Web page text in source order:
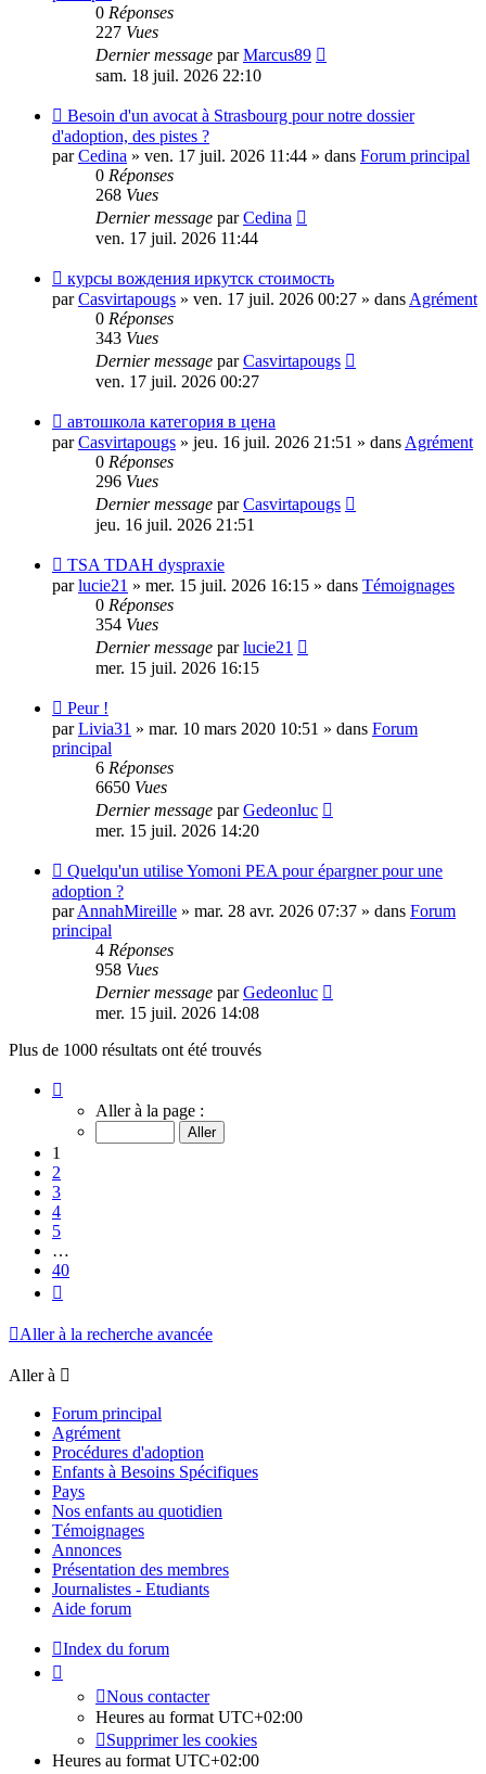
0 Réponses
227 Vues
Dernier message parMarcus89
sam. 18 juil. 2026 22:10
Nouveau
message
Besoin d'un avocat à Strasbourg pour notre dossier
d'adoption, des pistes ?
parCedina » ven. 17 juil. 2026 11:44 » dans Forum principal
0 Réponses
268 Vues
Dernier message parCedina
ven. 17 juil. 2026 11:44
Nouveau
message
курсы вождения иркутск стоимость
parCasvirtapougs » ven. 17 juil. 2026 00:27 » dans Agrément
0 Réponses
343 Vues
Dernier message parCasvirtapougs
ven. 17 juil. 2026 00:27
Nouveau
message
автошкола категория в цена
parCasvirtapougs » jeu. 16 juil. 2026 21:51 » dans Agrément
0 Réponses
296 Vues
Dernier message parCasvirtapougs
jeu. 16 juil. 2026 21:51
Nouveau
message
TSA TDAH dyspraxie
parlucie21 » mer. 15 juil. 2026 16:15 » dans Témoignages
0 Réponses
354 Vues
Dernier message parlucie21
mer. 15 juil. 2026 16:15
Nouveau
message
Peur !
parLivia31 » mar. 10 mars 2020 10:51 » dans Forum
principal
6 Réponses
6650 Vues
Dernier message parGedeonluc
mer. 15 juil. 2026 14:20
Nouveau
message
Quelqu'un utilise Yomoni PEA pour épargner pour une
adoption ?
parAnnahMireille » mar. 28 avr. 2026 07:37 » dans Forum
principal
4 Réponses
958 Vues
Dernier message parGedeonluc
mer. 15 juil. 2026 14:08
Plus de 1000 résultats ont été trouvés
sur
Aller à la page :
1
2
3
4
5
…
40
Aller à la recherche avancée
Aller à
Forum principal
Agrément
Procédures d'adoption
Enfants à Besoins Spécifiques
Pays
Nos enfants au quotidien
Témoignages
Annonces
Présentation des membres
Journalistes - Etudiants
Aide forum
Index du forum
Nous contacter
Heures au format UTC+02:00
Supprimer les cookies
Heures au format UTC+02:00